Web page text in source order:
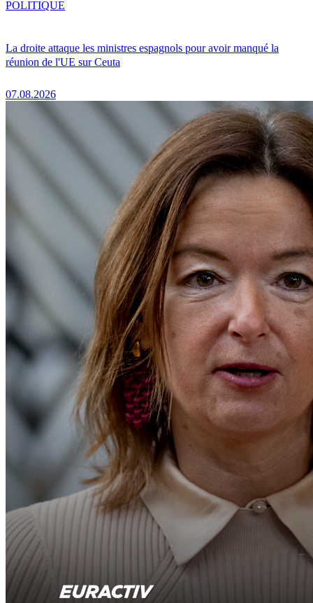
La droite attaque les ministres espagnols pour avoir manqué la
réunion de l'UE sur Ceuta
07.08.2026
POLITIQUE